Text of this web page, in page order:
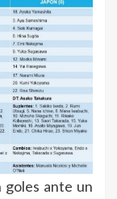
goles ante un